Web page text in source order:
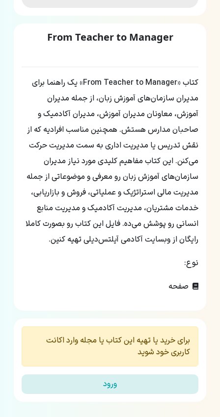
From Teacher to Manager
کتاب «From Teacher to Manager» یک راهنما برای
مدیران سازمان‌های آموزش زبان، از جمله مدیران
آموزش، معاونان مدیران آموزش، مدیران آکادمیک و
صاحبان مدارس هستش. همچنین مناسب افرادیه که از
نقش تدریس یا مدیریت اداری به سمت مدیریت حرکت
می‌کنن. این کتاب مفاهیم کلیدی مورد نیاز مدیران
سازمان‌های آموزش زبان رو معرفی و موضوعاتی از جمله
مدیریت مالی استراتژیک و عملیاتی، فروش و بازاریابی،
خدمات مشتریان، مدیریت آکادمیک و مدیریت منابع
انسانی رو پوشش می‌ده. فایل این کتاب رو بصورت کاملا
رایگان از وبسایت آکادمی آیلتس‌دیلی تهیه کنین.
نوع:
صفحه
برای خرید یا تهیه این کتاب یا مجله وارد اکانت
کاربری خود شوید
ورود